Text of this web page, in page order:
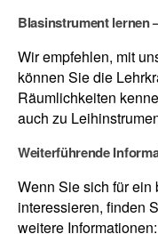
Blasinstrument lernen
Wir empfehlen, mit
können Sie die
Räumlichkeiten
auch zu
Weiterführende
Wenn Sie sich für ein
interessieren, finden
weitere Informationen: